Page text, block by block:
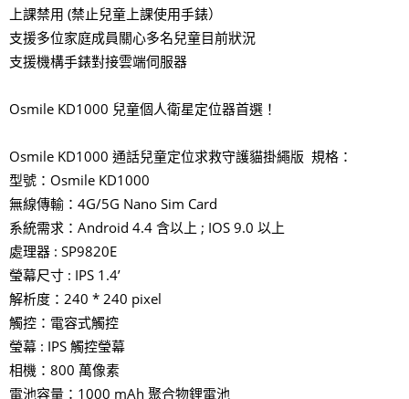
上課禁用 (禁止兒童上課使用手錶）
支援多位家庭成員關心多名兒童目前狀況
支援機構手錶對接雲端伺服器
Osmile KD1000 兒童個人衛星定位器首選！
Osmile KD1000 通話兒童定位求救守護貓掛繩版 規格：
型號：Osmile KD1000
無線傳輸：4G/5G Nano Sim Card
系統需求：Android 4.4 含以上 ; IOS 9.0 以上
處理器 : SP9820E
瑩幕尺寸 : IPS 1.4’
解析度：240 * 240 pixel
觸控：電容式觸控
瑩幕 : IPS 觸控瑩幕
相機：800 萬像素
電池容量：1000 mAh 聚合物鋰電池